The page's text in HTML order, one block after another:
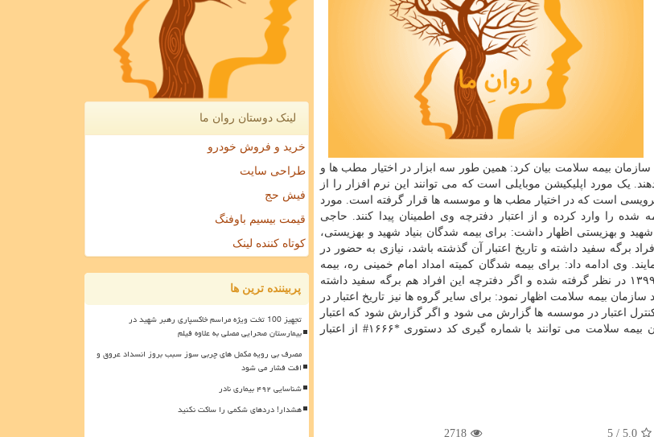
بیمه سلامت بیان کرد: همین طور سه ابزار در اختیار مطب ها و
یک مورد اپلیکیشن موبایلی است که می توانند این نرم افزار را از
است که در اختیار مطب ها و موسسه ها قرار گرفته است. مورد
شماره ملی بیمه شده را وارد کرده و از اعتبار دفترچه وی اطمینان پیدا کنند. حاجی
و بهزیستی اظهار داشت: برای بیمه شدگان بنیاد شهید و بهزیستی،
و اگر دفترچه های این افراد برگه سفید داشته و تاریخ اعتبار آن گذشته باشد، نیازی به حضور در
وی ادامه داد: برای بیمه شدگان کمیته امداد امام خمینی ره، بیمه
شدگان طلاب و روحانیون و اتباع خارجی نیز اعتبار دفترچه تا ۲۹ اسفند ۱۳۹۹ در نظر گرفته شده و اگر دفترچه این افراد هم برگه سفید داشته
بیمه سلامت اظهار نمود: برای سایر گروه ها نیز تاریخ اعتبار در
اعتبار در موسسه ها گزارش می شود و اگر گزارش شود که اعتبار
ندارد باید به دفاتر پیشخوان مراجعه کنند. البته تمام بیمه شدگان سازمان بیمه سلامت می توانند با شماره گیری کد دستوری *۱۶۶۶# از اعتبار
5.0
/ 5
2718
لینک دوستان روان ما
خرید و فروش خودرو
طراحی سایت
فیش حج
قیمت بیسیم باوفنگ
کوتاه کننده لینک
پربیننده ترین ها
تجهیز 100 تخت ویژه مراسم خاکسپاری رهبر شهید در
بیمارستان صحرایی مصلی به علاوه فیلم
مصرف بی رویه مکمل های چربی سوز سبب بروز انسداد عروق و
افت فشار می شود
شناسایی ۴۹۲ بیماری نادر
هشدار! دردهای شکمی را ساکت نکنید